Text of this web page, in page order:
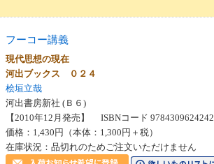
フーコー講義
現代思想の現在
河出ブックス ０２４
桧垣立哉
河出書房新社 (Ｂ６)
【2010年12月発売】 ISBNコード 9784309624242
価格：1,430円（本体：1,300円＋税）
在庫状況：品切れのためご注文いただけません